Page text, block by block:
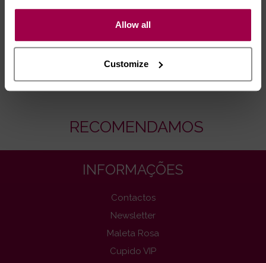
Allow all
Customize
Após as 16:00 h, a sua encomenda será entregue em 48
horas, dias úteis. Portugal e Espanha Continental para
artigos em stock. Portes gratis depende do país de envio.
RECOMENDAMOS
INFORMAÇÕES
Contactos
Newsletter
Maleta Rosa
Cupido VIP